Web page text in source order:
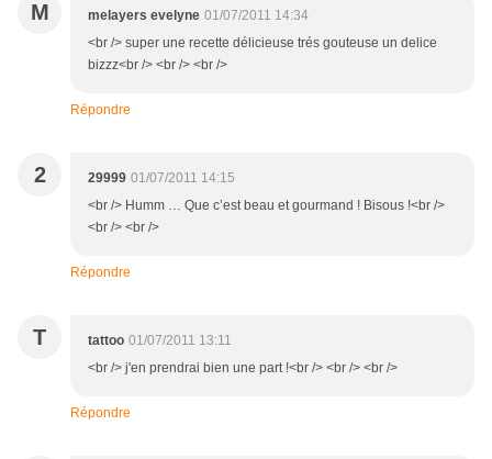
M melayers evelyne 01/07/2011 14:34
<br /> super une recette délicieuse trés gouteuse un delice
bizzz<br /> <br /> <br />
Répondre
2 29999 01/07/2011 14:15
<br /> Humm … Que c’est beau et gourmand ! Bisous !<br />
<br /> <br />
Répondre
T tattoo 01/07/2011 13:11
<br /> j'en prendrai bien une part !<br /> <br /> <br />
Répondre